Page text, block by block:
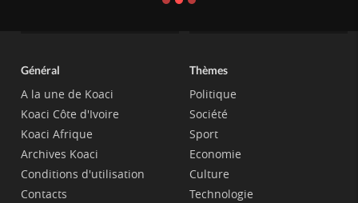
Général
A la une de Koaci
Koaci Côte d'Ivoire
Koaci Afrique
Archives Koaci
Conditions d'utilisation
Contacts
Thèmes
Politique
Société
Sport
Economie
Culture
Technologie